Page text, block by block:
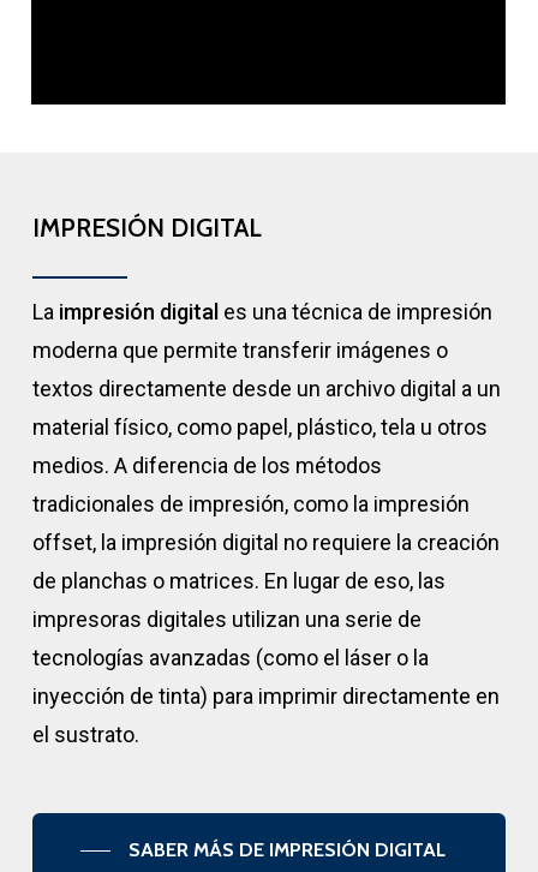
IMPRESIÓN DIGITAL
Laimpresión digital es una técnica de impresión
moderna que permite transferir imágenes o
textos directamente desde un archivo digital a un
material físico, como papel, plástico, tela u otros
medios. A diferencia de los métodos
tradicionales de impresión, como la impresión
offset, la impresión digital no requiere la creación
de planchas o matrices. En lugar de eso, las
impresoras digitales utilizan una serie de
tecnologías avanzadas (como el láser o la
inyección de tinta) para imprimir directamente en
el sustrato.
SABER MÁS DE IMPRESIÓN DIGITAL